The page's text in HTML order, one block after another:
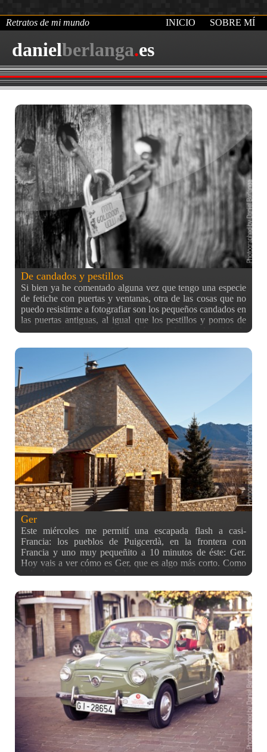
danielberlanga.es
Retratos de mi mundo INICIO SOBRE MÍ
De candados y pestillos
Si bien ya he comentado alguna vez que tengo una especie
de fetiche con puertas y ventanas, otra de las cosas que no
puedo resistirme a fotografiar son los pequeños candados en
las puertas antiguas, al igual que los pestillos y pomos de
puertas antiguos. Estas fotos están tomadas en el pueblo de
algún fetiche o manía que fotografiar?
Ger
Este miércoles me permití una escapada flash a casi-
Francia: los pueblos de Puigcerdà, en la frontera con
Francia y uno muy pequeñito a 10 minutos de éste: Ger.
Hoy vais a ver cómo es Ger, que es algo más corto. Como
todo buen pueblo español que se precie, hay una foto
de Puigcerdà :) Y como se puede ver, el pueblo es de
callecitas estrechas (aunque cabe un coche) en una
montaña, hacia arriba. Casitas de piedra bastante graciosas
que contrastaban bastante con lo que había visto 20 minutos
antes en Puigcerdà. Las casas de esta zona suelen tener
tejados de una o dos aguas, de pizarra, ya que suele caer
bastante nieve en invierno. Ese día no hacía especialmente
frío (que tampoco calor xD) pero había nieve por el suelo
conforme íbamos andando. Una vista general del pueblo
sobre esta linea, que como se ve no es muy grande, y una
foto para el recuerdo ^^ Por otro lado, este tipo de pueblos
con sus casitas rústicas, me ofrecen bastantes oportunidades
para aumentar mi colección de puertas y ventanas con
algunos elementos como el siguiente: Algunas chimeneas
también